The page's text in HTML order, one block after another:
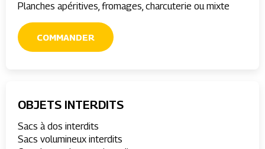
Planches apéritives, fromages, charcuterie ou mixte
COMMANDER
OBJETS INTERDITS
Sacs à dos interdits
Sacs volumineux interdits